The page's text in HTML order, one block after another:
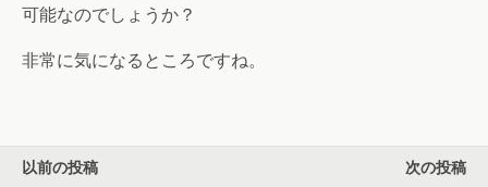
可能なのでしょうか？
非常に気になるところですね。
以前の投稿
次の投稿